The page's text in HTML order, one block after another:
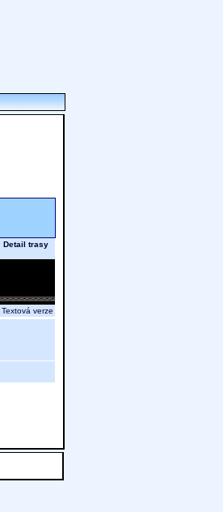
Detail trasy
Textová verze